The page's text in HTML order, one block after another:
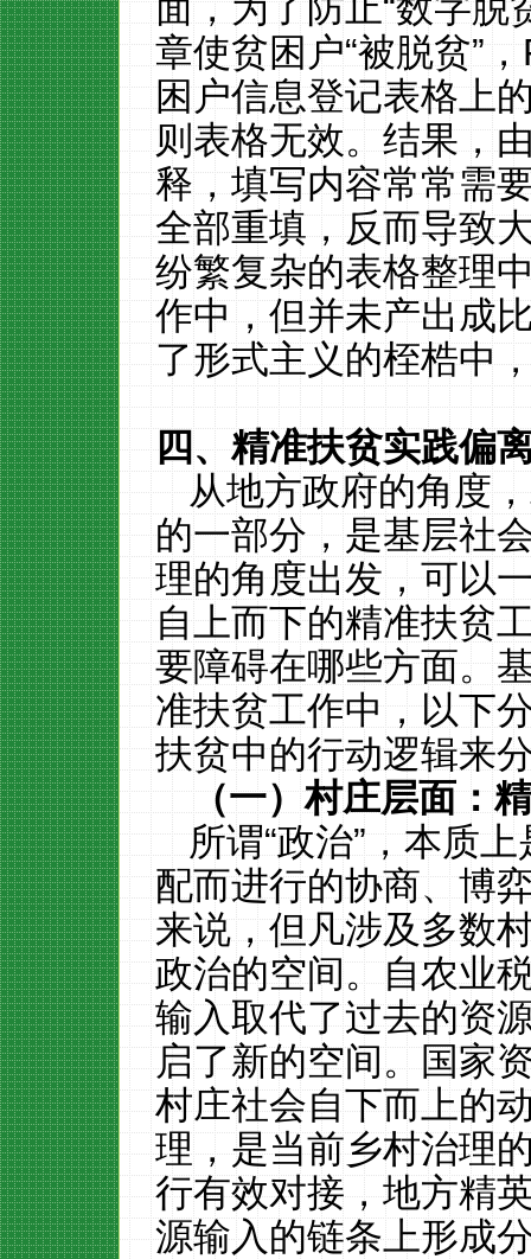
章使贫困户“被脱贫”，
困户信息登记表格上
则表格无效。结果，
释，填写内容常常需
全部重填，反而导致
纷繁复杂的表格整理
作中，但并未产出成
了形式主义的桎梏中
四、精准扶贫实践偏
从地方政府的角度
的一部分，是基层社
理的角度出发，可以
自上而下的精准扶贫
要障碍在哪些方面。
准扶贫工作中，以下
扶贫中的行动逻辑来
（一）村庄层面：
所谓“政治”，本质
配而进行的协商、博
来说，但凡涉及多数
政治的空间。自农业
输入取代了过去的资
启了新的空间。国家
村庄社会自下而上的
理，是当前乡村治理
行有效对接，地方精
源输入的链条上形成